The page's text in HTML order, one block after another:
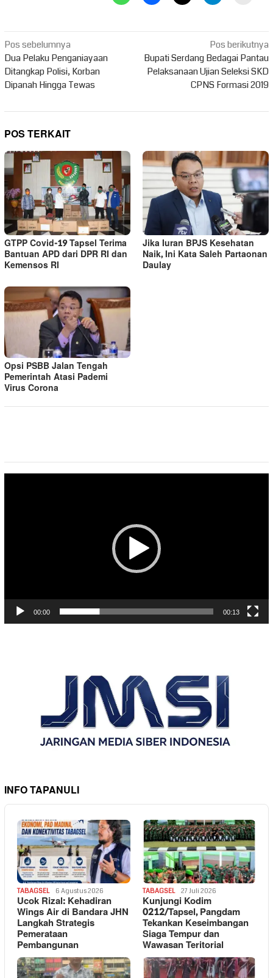
Navigasi
pos
Pos sebelumnya
Dua Pelaku Penganiayaan
Ditangkap Polisi, Korban
Dipanah Hingga Tewas
Pos berikutnya
Bupati Serdang Bedagai Pantau
Pelaksanaan Ujian Seleksi SKD
CPNS Formasi 2019
POS TERKAIT
GTPP Covid-19 Tapsel Terima
Bantuan APD dari DPR RI dan
Kemensos RI
Jika Iuran BPJS Kesehatan
Naik, Ini Kata Saleh Partaonan
Daulay
Opsi PSBB Jalan Tengah
Pemerintah Atasi Pademi
Virus Corona
00:00 00:13
INFO TAPANULI
TABAGSEL 6 Agustus 2026
Ucok Rizal: Kehadiran
Wings Air di Bandara JHN
Langkah Strategis
Pemerataan
Pembangunan
TABAGSEL 27 Juli 2026
Kunjungi Kodim
0212/Tapsel, Pangdam
Tekankan Keseimbangan
Siaga Tempur dan
Wawasan Teritorial